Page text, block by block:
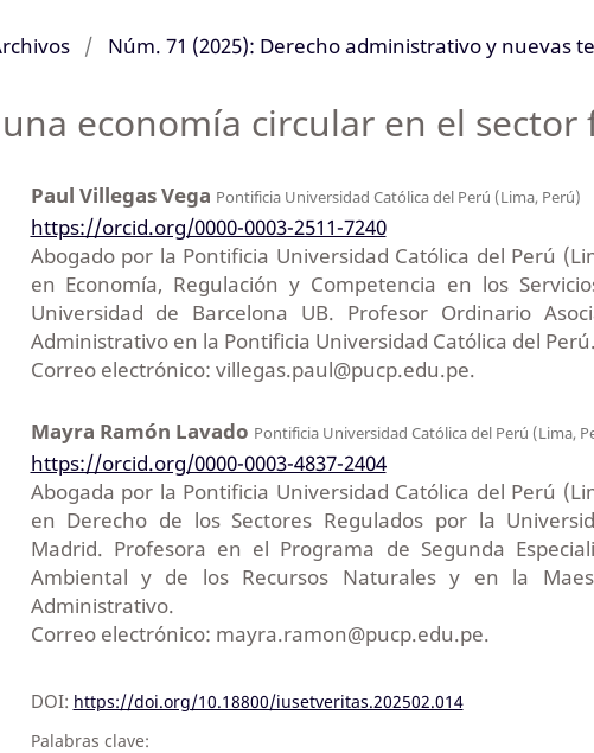
/ Núm. 71 (2025): Derecho administrativo y nuevas
economía circular en el sector
Paul Villegas Vega Pontificia Universidad Católica del Perú (Lima, Perú)
https://orcid.org/0000-0003-2511-7240
Abogado por la Pontificia Universidad Católica del Perú
en Economía, Regulación y Competencia en los
Universidad de Barcelona UB. Profesor Ordinario
Administrativo en la Pontificia Universidad Católica del Perú.
Correo electrónico: villegas.paul@pucp.edu.pe.
Mayra Ramón Lavado Pontificia Universidad Católica del Perú (Lima,
https://orcid.org/0000-0003-4837-2404
Abogada por la Pontificia Universidad Católica del Perú
en Derecho de los Sectores Regulados por la
Madrid. Profesora en el Programa de Segunda
Ambiental y de los Recursos Naturales y en la
Administrativo.
Correo electrónico: mayra.ramon@pucp.edu.pe.
DOI: https://doi.org/10.18800/iusetveritas.202502.014
Palabras clave: